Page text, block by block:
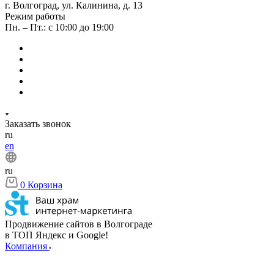
г. Волгоград, ул. Калинина, д. 13
Режим работы
Пн. – Пт.: с 10:00 до 19:00
Заказать звонок
ru
en
ru
0 Корзина
Продвижение сайтов в Волгограде
в ТОП Яндекс и Google!
Компания